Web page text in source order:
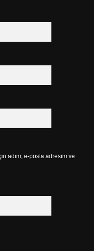
adım, e-posta adresim ve